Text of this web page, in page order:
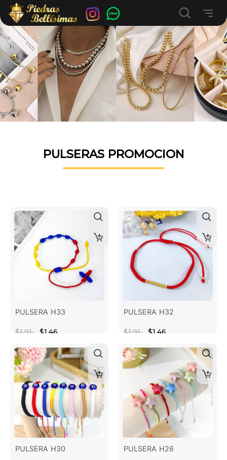
PULSERAS PROMOCION
PULSERA H33
$1.91 $1.46
PULSERA H32
$1.91 $1.46
PULSERA H30 PULSERA H26